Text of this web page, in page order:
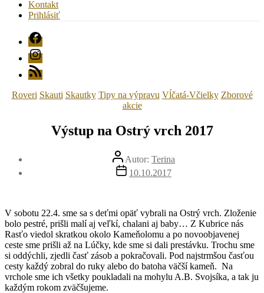
Kontakt
Prihlásiť
FB
Instagram
RSS
Kategórie
Roveri Skauti Skautky Tipy na výpravu Vĺčatá-Včielky Zborové
akcie
Výstup na Ostrý vrch 2017
Autor
článku
Autor: Terina
Dátum
článku
10.10.2017
V sobotu 22.4. sme sa s deťmi opäť vybrali na Ostrý vrch. Zloženie
bolo pestré, prišli malí aj veľkí, chalani aj baby… Z Kubrice nás
Rasťo viedol skratkou okolo Kameňolomu a po novoobjavenej
ceste sme prišli až na Lúčky, kde sme si dali prestávku. Trochu sme
si oddýchli, zjedli časť zásob a pokračovali. Pod najstrmšou časťou
cesty každý zobral do ruky alebo do batoha väčší kameň. Na
vrchole sme ich všetky poukladali na mohylu A.B. Svojsíka, a tak ju
každým rokom zväčšujeme.